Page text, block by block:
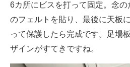
6カ所にビスを打って固定。念
のフェルトを貼り、最後に天板
って保護したら完成です。足場
ザインがすてきですね。